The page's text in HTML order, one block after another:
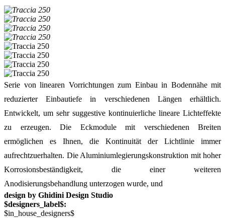
Serie von linearen Vorrichtungen zum Einbau in Bodennähe mit
reduzierter Einbautiefe in verschiedenen Längen erhältlich.
Entwickelt, um sehr suggestive kontinuierliche lineare Lichteffekte
zu erzeugen. Die Eckmodule mit verschiedenen Breiten
ermöglichen es Ihnen, die Kontinuität der Lichtlinie immer
aufrechtzuerhalten. Die Aluminiumlegierungskonstruktion mit hoher
Korrosionsbeständigkeit, die einer weiteren
Anodisierungsbehandlung unterzogen wurde, und
design by Ghidini Design Studio
$designers_label$:
$in_house_designers$